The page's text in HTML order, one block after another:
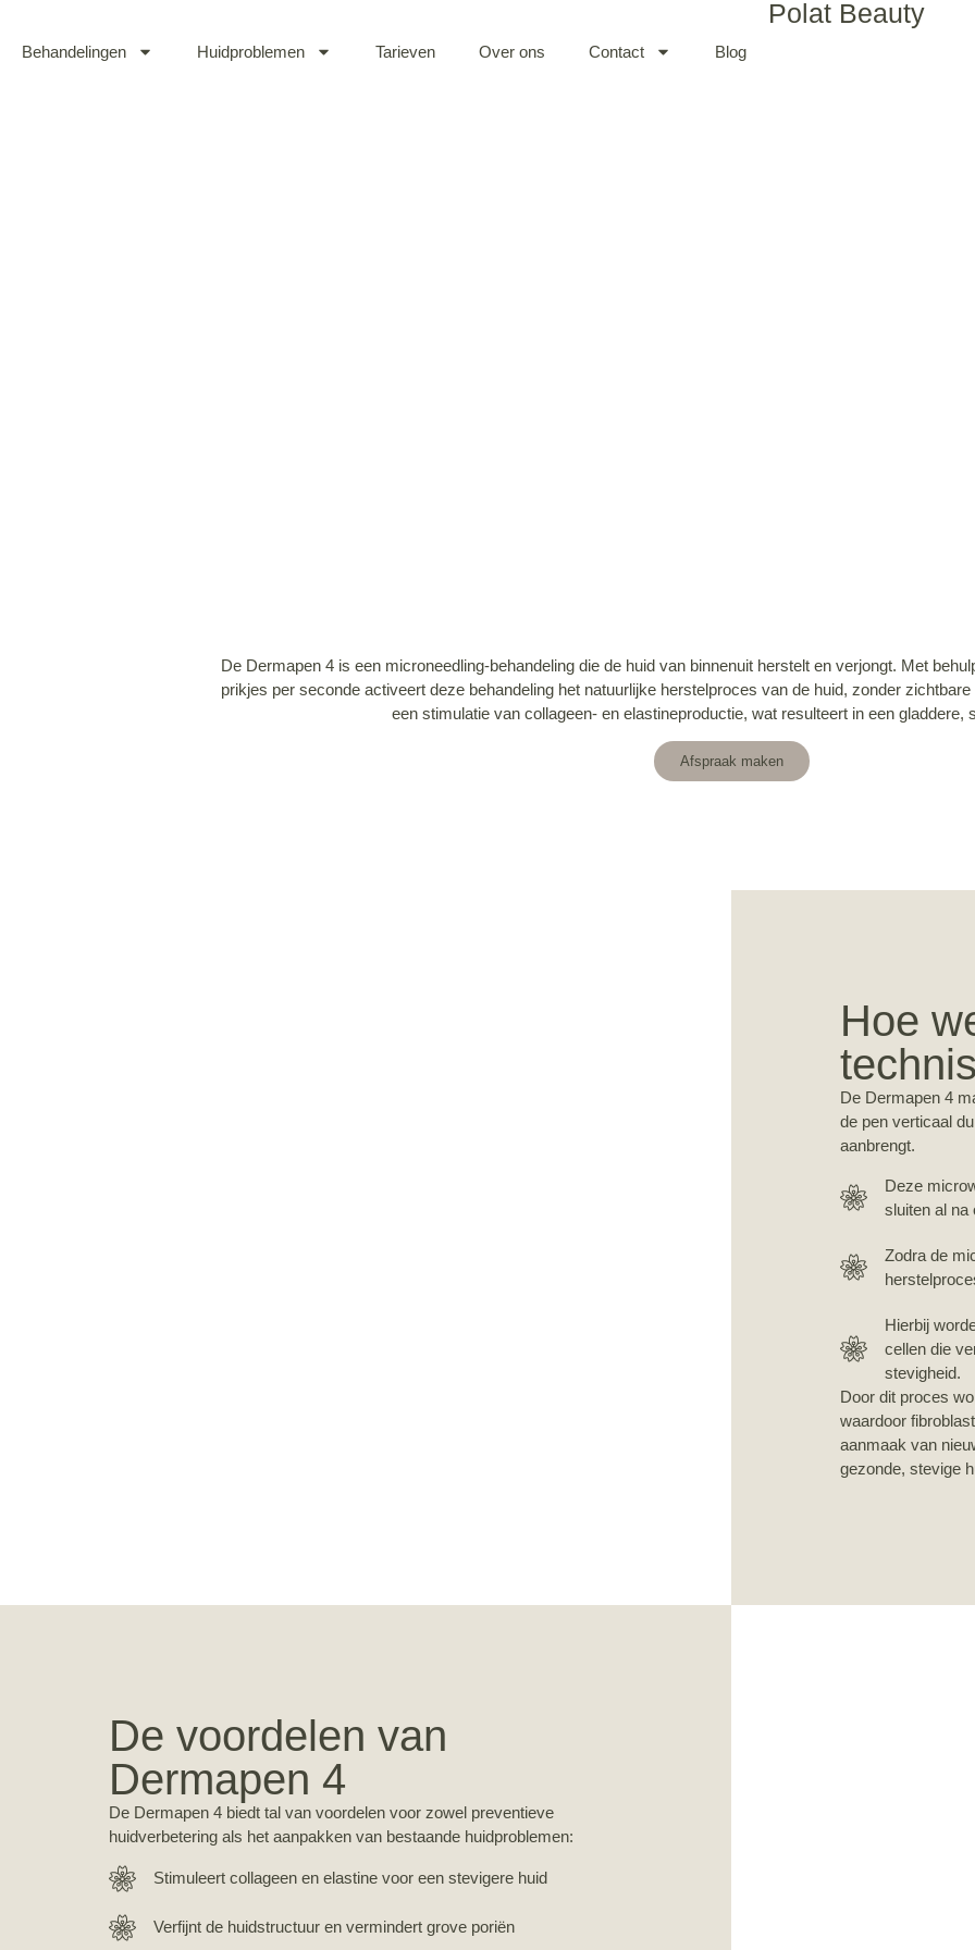
Behandelingen Huidproblemen Tarieven Over ons Contact Blog
Polat Beauty
De Dermapen 4 is een microneedling-behandeling die de huid van binnenuit herstelt en verjongt. Met
prikjes per seconde activeert deze behandeling het natuurlijke herstelproces van de huid, zonder
een stimulatie van collageen- en elastineproductie, wat resulteert in een gladdere,
Afspraak maken
Hoe
De Dermapen 4
de pen verticaal
aanbrengt.
Deze
sluiten al na
Zodra de
Hierbij
cellen die
stevigheid.
Door dit proces
waardoor
aanmaak van
gezonde, stevige
De voordelen van
Dermapen 4
De Dermapen 4 biedt tal van voordelen voor zowel preventieve
huidverbetering als het aanpakken van bestaande huidproblemen:
Stimuleert collageen en elastine voor een stevigere huid
Verfijnt de huidstructuur en vermindert grove poriën